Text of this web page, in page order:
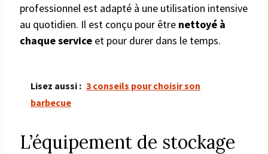
professionnel est adapté à une utilisation intensive
au quotidien. Il est conçu pour être nettoyé à
chaque service et pour durer dans le temps.
Lisez aussi : 3 conseils pour choisir son
barbecue
L’équipement de stockage